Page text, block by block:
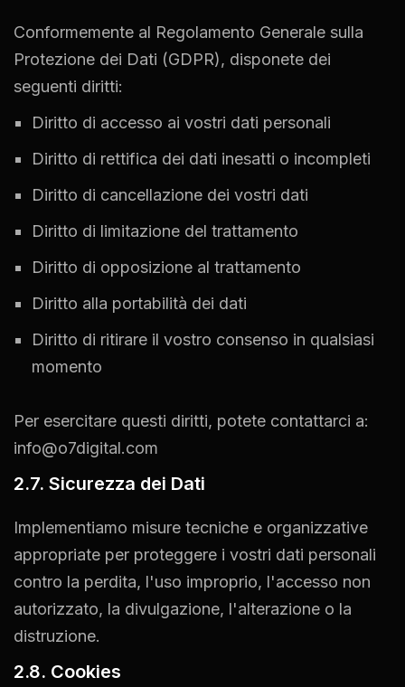
Conformemente al Regolamento Generale sulla
Protezione dei Dati (GDPR), disponete dei
seguenti diritti:
Diritto di accesso ai vostri dati personali
Diritto di rettifica dei dati inesatti o incompleti
Diritto di cancellazione dei vostri dati
Diritto di limitazione del trattamento
Diritto di opposizione al trattamento
Diritto alla portabilità dei dati
Diritto di ritirare il vostro consenso in qualsiasi
momento
Per esercitare questi diritti, potete contattarci a:
info@o7digital.com
2.7. Sicurezza dei Dati
Implementiamo misure tecniche e organizzative
appropriate per proteggere i vostri dati personali
contro la perdita, l'uso improprio, l'accesso non
autorizzato, la divulgazione, l'alterazione o la
distruzione.
2.8. Cookies